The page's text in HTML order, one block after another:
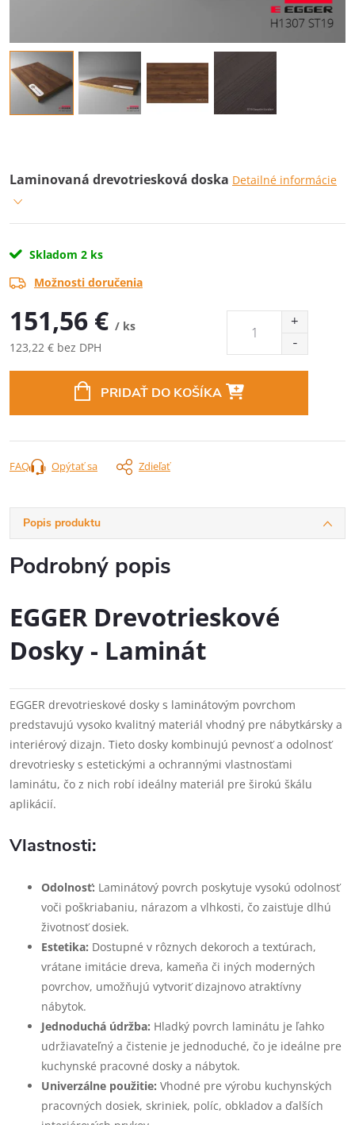
Laminovaná drevotriesková doska Detailné informácie
Skladom 2 ks
Možnosti doručenia
151,56 € / ks
123,22 € bez DPH
PRIDAŤ DO KOŠÍKA
Opýtať sa Zdieľať
FAQ
Popis produktu
Podrobný popis
EGGER Drevotrieskové
Dosky - Laminát
EGGER drevotrieskové dosky s laminátovým povrchom
predstavujú vysoko kvalitný materiál vhodný pre nábytkársky a
interiérový dizajn. Tieto dosky kombinujú pevnosť a odolnosť
drevotriesky s estetickými a ochrannými vlastnosťami
laminátu, čo z nich robí ideálny materiál pre širokú škálu
aplikácií.
Vlastnosti:
Odolnosť: Laminátový povrch poskytuje vysokú odolnosť
voči poškriabaniu, nárazom a vlhkosti, čo zaisťuje dlhú
životnosť dosiek.
Estetika: Dostupné v rôznych dekoroch a textúrach,
vrátane imitácie dreva, kameňa či iných moderných
povrchov, umožňujú vytvoriť dizajnovo atraktívny
nábytok.
Jednoduchá údržba: Hladký povrch laminátu je ľahko
udržiavateľný a čistenie je jednoduché, čo je ideálne pre
kuchynské pracovné dosky a nábytok.
Univerzálne použitie: Vhodné pre výrobu kuchynských
pracovných dosiek, skriniek, políc, obkladov a ďalších